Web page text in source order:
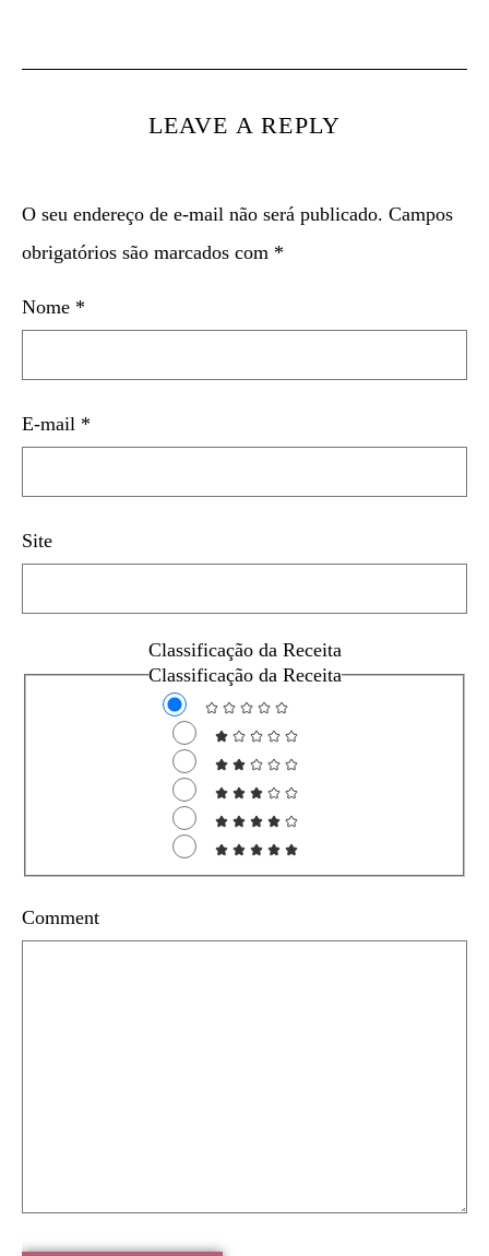
LEAVE A REPLY
O seu endereço de e-mail não será publicado. Campos
obrigatórios são marcados com *
Nome *
E-mail *
Site
Classificação da Receita
Classificação da Receita
Comment